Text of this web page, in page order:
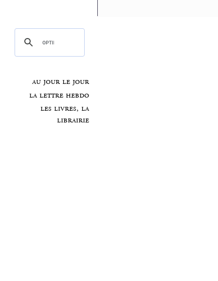
au jour le jour
la lettre hebdo
les livres, la
librairie